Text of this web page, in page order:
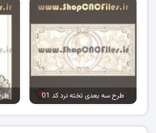
طرح سه بعدی تخته نرد کد 01